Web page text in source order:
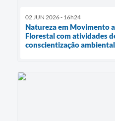
02 JUN 2026 - 16h24
Natureza em Movimento
Florestal com atividades
conscientização ambiental